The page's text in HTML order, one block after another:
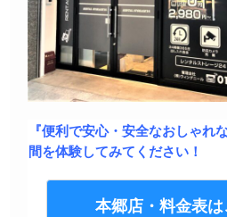
『便利で安心・安全なおしゃれ
間を体験してみてください！
本郷店・料金表は